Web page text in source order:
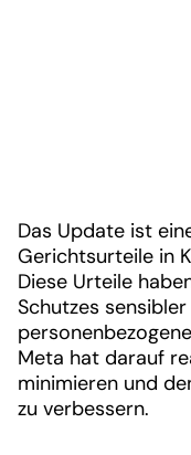
Das Update ist
Gerichtsurteile in
Diese Urteile
Schutzes
Meta hat darauf
minimieren und
zu verbessern.